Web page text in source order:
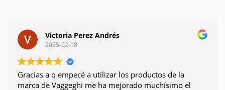
Victoria Perez Andrés
2025-02-18
Gracias a q empecé a utilizar los productos de la
marca de Vaggeghi me ha mejorado muchísimo el